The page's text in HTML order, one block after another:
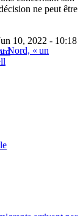
ne peut être
Nord, « un
10, 2022 - 10:18